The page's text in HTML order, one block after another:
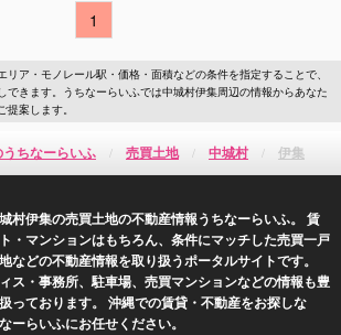
1
ア・モノレール駅・価格・面積などの条件を指定することで、
できます。うちなーらいふでは中城村伊集周辺の情報からあなた
案します。
ちなーらいふ 売買土地 中城村 伊集
村伊集の売買土地の不動産情報うちなーらいふ。 賃
・マンションはもちろん、条件にマッチした売買一戸
などの不動産情報を取り扱うポータルサイトです。
ス・事務所、駐車場、売買マンションなどの情報も豊
っております。 沖縄での賃貸・不動産をお探しな
ーらいふにお任せください。